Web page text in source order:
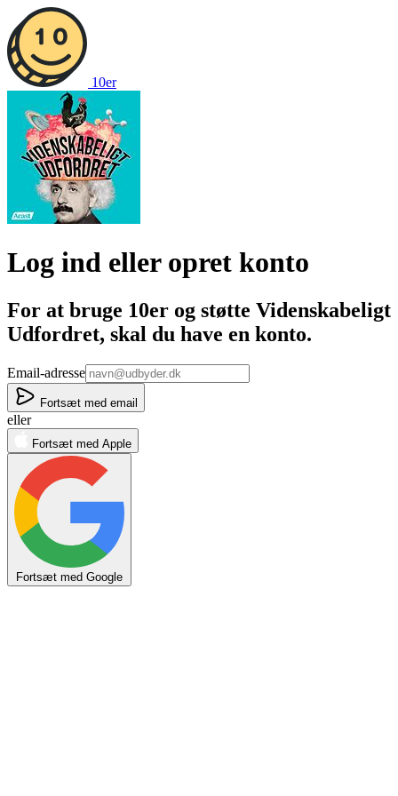
10er
Log ind eller opret konto
For at bruge 10er og støtte Videnskabeligt
Udfordret, skal du have en konto.
Email-adresse
Fortsæt med email
eller
Fortsæt med Apple
Fortsæt med Google